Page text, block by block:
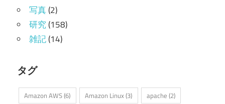
写真(2)
研究(158)
雑記(14)
タグ
Amazon AWS(6) Amazon Linux(3) apache (2)